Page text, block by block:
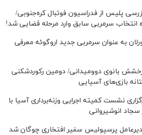
پلیس از فدراسیون فوتبال کره‌جنوبی/
انتخاب سرمربی سابق وارد مرحله قضایی شد!
به عنوان سرمربی جدید اروگوئه معرفی
بانوی دوومیدانی/ دومین رکوردشکنی
بازی‌های آسیایی
نشست کمیته اجرایی وزنه‌برداری آسیا با
انوشیروانی
پرسپولیس سفیر افتخاری چوگان شد